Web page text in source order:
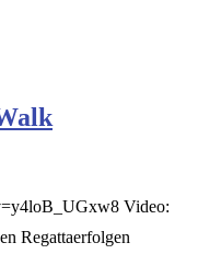
Video:
Regattaerfolgen